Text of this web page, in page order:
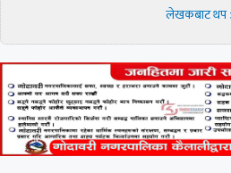
लेखकबाट थप